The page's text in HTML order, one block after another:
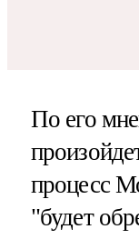
По его
процесс
"будет